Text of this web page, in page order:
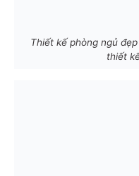
Thiết kế phòng ngủ
thiết